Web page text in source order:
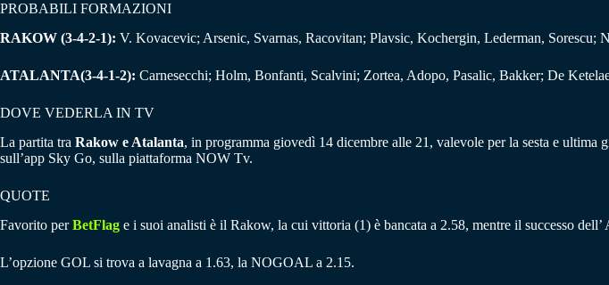
PROBABILI FORMAZIONI
RAKOW (3-4-2-1): V. Kovacevic; Arsenic, Svarnas, Racovitan; Plavsic, Kochergin, Lederman,
ATALANTA(3-4-1-2): Carnesecchi; Holm, Bonfanti, Scalvini; Zortea, Adopo, Pasalic, Bakker; De
DOVE VEDERLA IN TV
La partita tra Rakow e Atalanta, in programma giovedì 14 dicembre alle 21, valevole per la sesta e
sull’app Sky Go, sulla piattaforma NOW Tv.
QUOTE
Favorito perBetFlag e i suoi analisti è il Rakow, la cui vittoria (1) è bancata a 2.58, mentre il successo
L’opzione GOL si trova a lavagna a 1.63, la NOGOAL a 2.15.